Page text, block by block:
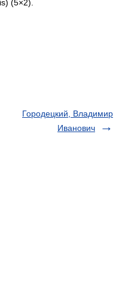
(5×2).
Городецкий, Владимир
Иванович